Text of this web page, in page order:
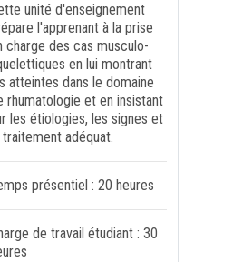
unité d'enseignement
l'apprenant à la prise
charge des cas musculo-
en lui montrant
atteintes dans le domaine
rhumatologie et en insistant
les étiologies, les signes et
traitement adéquat.
présentiel : 20 heures
de travail étudiant : 30